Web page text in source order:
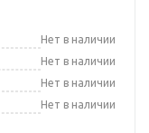
Нет в наличии
Нет в наличии
Нет в наличии
Нет в наличии